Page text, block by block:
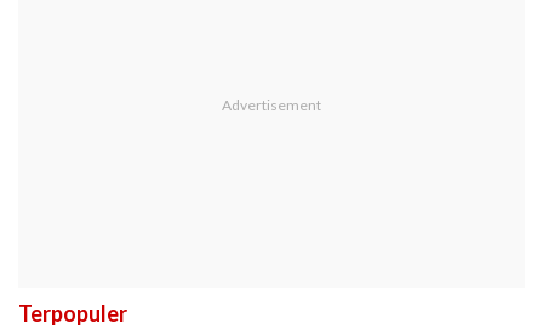
Terpopuler